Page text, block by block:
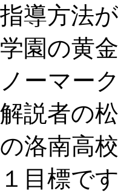
指導方法
学園の黄
ノーマー
解説者の
の洛南高
１目標で